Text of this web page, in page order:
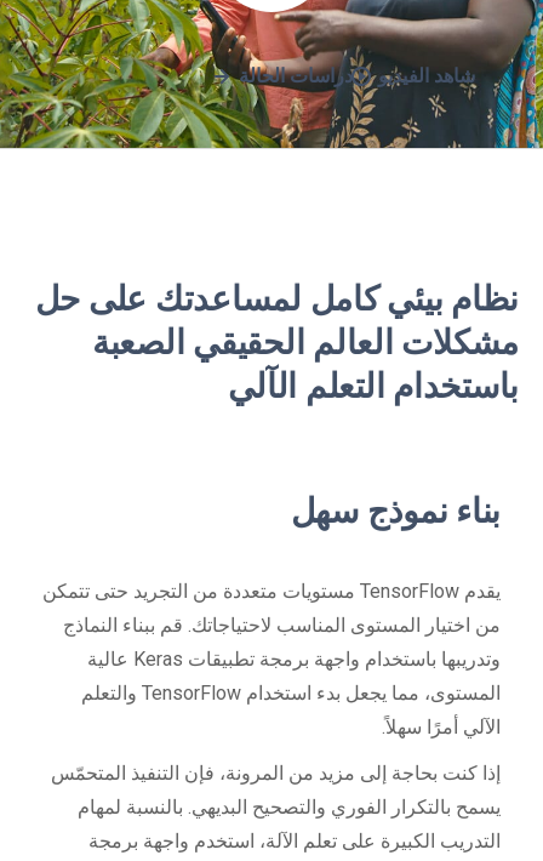
شاهد الفيديو دراسات الحالة
نظام بيئي كامل لمساعدتك على حل
مشكلات العالم الحقيقي الصعبة
باستخدام التعلم الآلي
بناء نموذج سهل
يقدم TensorFlow مستويات متعددة من التجريد حتى تتمكن
من اختيار المستوى المناسب لاحتياجاتك. قم ببناء النماذج
وتدريبها باستخدام واجهة برمجة تطبيقات Keras عالية
المستوى، مما يجعل بدء استخدام TensorFlow والتعلم
الآلي أمرًا سهلاً.
إذا كنت بحاجة إلى مزيد من المرونة، فإن التنفيذ المتحمّس
يسمح بالتكرار الفوري والتصحيح البديهي. بالنسبة لمهام
التدريب الكبيرة على تعلم الآلة، استخدم واجهة برمجة